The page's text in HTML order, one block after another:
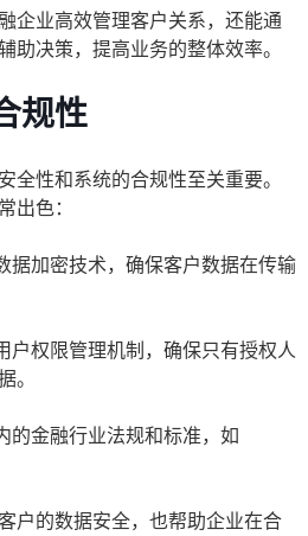
企业高效管理客户关系，还能通
助决策，提高业务的整体效率。
规性
全性和系统的合规性至关重要。
出色：
据加密技术，确保客户数据在传输
户权限管理机制，确保只有授权人
。
的金融行业法规和标准，如
户的数据安全，也帮助企业在合